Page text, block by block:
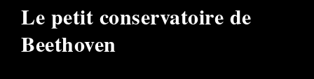
Le petit conservatoire de
Beethoven